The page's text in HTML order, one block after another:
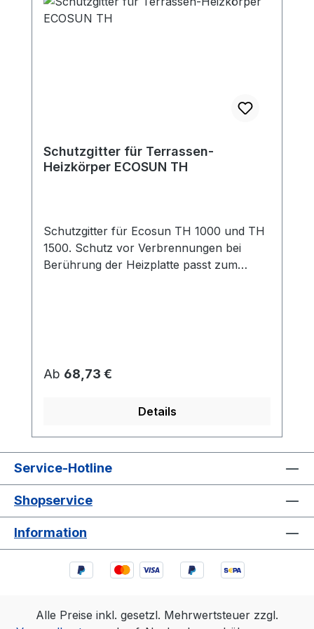
ausgesetzt sind. Die Lieferung erfolgt
Schutzgitter für Terrassen-
Heizkörper ECOSUN TH
Schutzgitter für Ecosun TH 1000 und TH
1500. Schutz vor Verbrennungen bei
Berührung der Heizplatte passt zum
Regulärer Preis:
Ab 68,73 €
Details
Service-Hotline
Shopservice
Information
Alle Preise inkl. gesetzl. Mehrwertsteuer zzgl.